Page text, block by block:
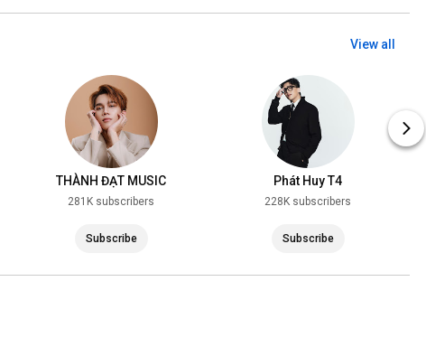
View all
THÀNH ĐẠT MUSIC
281K subscribers
Subscribe
Phát Huy T4
228K subscribers
Subscribe